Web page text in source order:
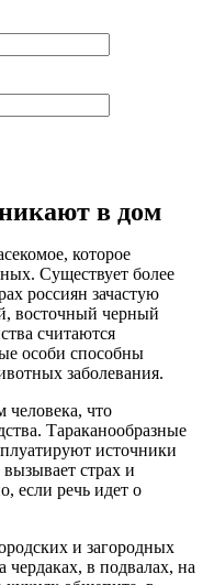
в дом
которое
Существует более
россиян зачастую
восточный черный
считаются
особи способны
заболевания.
человека, что
Тараканообразные
источники
страх и
если речь идет о
и загородных
в подвалах, на